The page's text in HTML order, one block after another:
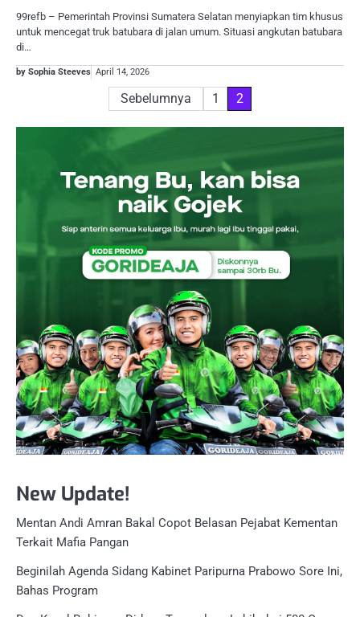
99refb – Pemerintah Provinsi Sumatera Selatan menyiapkan tim khusus
untuk mencegat truk batubara di jalan umum. Situasi angkutan batubara
di…
by Sophia Steeves April 14, 2026
pos
Sebelumnya 1 2
New Update!
Mentan Andi Amran Bakal Copot Belasan Pejabat Kementan
Terkait Mafia Pangan
Beginilah Agenda Sidang Kabinet Paripurna Prabowo Sore Ini,
Bahas Program